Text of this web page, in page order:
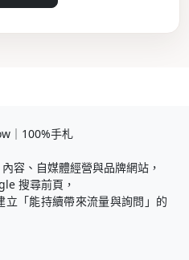
｜100%手札
容、自媒體經營與品牌網站，
搜尋前頁，
「能持續帶來流量與詢問」的